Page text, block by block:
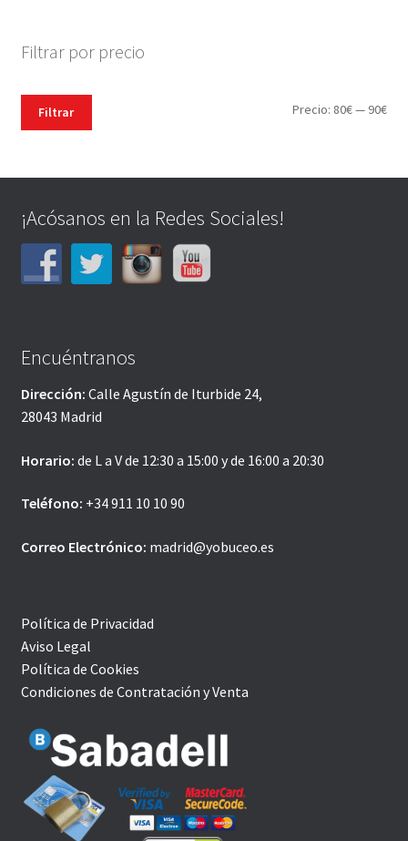
Filtrar por precio
Filtrar Precio: 80€— 90€
¡Acósanos en la Redes Sociales!
Encuéntranos
Dirección: Calle Agustín de Iturbide 24,
28043 Madrid
Horario: de L a V de 12:30 a 15:00 y de 16:00 a 20:30
Teléfono: +34 911 10 10 90
Correo Electrónico: madrid@yobuceo.es
Política de Privacidad
Aviso Legal
Política de Cookies
Condiciones de Contratación y Venta